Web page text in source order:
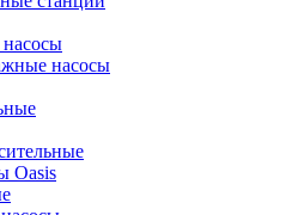
насосы
Oasis